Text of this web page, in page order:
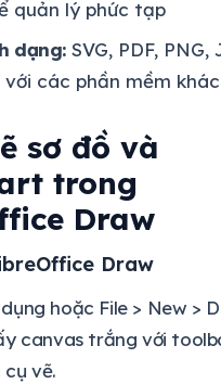
quản lý phức tạp
dạng: SVG, PDF, PNG,
các phần mềm khác
sơ đồ và
trong
Draw
Draw
hoặc File > New >
canvas trắng với
vẽ.